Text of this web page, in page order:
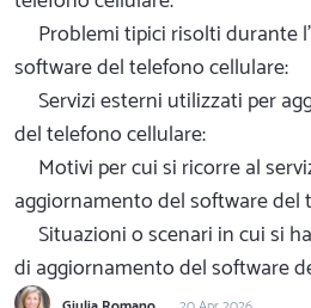
Problemi tipici risolti durante
software del telefono cellulare:
Servizi esterni utilizzati per
del telefono cellulare:
Motivi per cui si ricorre al
aggiornamento del software del
Situazioni o scenari in cui si
di aggiornamento del software